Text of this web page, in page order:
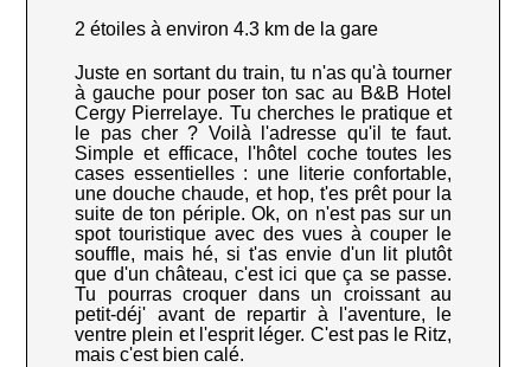
2 étoiles à environ 4.3 km de la gare
Juste en sortant du train, tu n'as qu'à tourner
à gauche pour poser ton sac au B&B Hotel
Cergy Pierrelaye. Tu cherches le pratique et
le pas cher ? Voilà l'adresse qu'il te faut.
Simple et efficace, l'hôtel coche toutes les
cases essentielles : une literie confortable,
une douche chaude, et hop, t'es prêt pour la
suite de ton périple. Ok, on n'est pas sur un
spot touristique avec des vues à couper le
souffle, mais hé, si t'as envie d'un lit plutôt
que d'un château, c'est ici que ça se passe.
Tu pourras croquer dans un croissant au
petit-déj' avant de repartir à l'aventure, le
ventre plein et l'esprit léger. C'est pas le Ritz,
mais c'est bien calé.